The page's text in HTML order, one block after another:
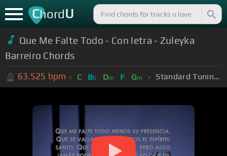
ChordU
Que Me Falte Todo - Con letra - Zuleyka
Barreiro Chords
63.525 bpm C Bb Dm F Gm Standard Tuning (EADGBE)